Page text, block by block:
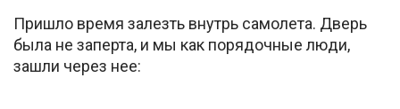
Пришло время залезть внутрь самолета. Дверь
была не заперта, и мы как порядочные люди,
зашли через нее: